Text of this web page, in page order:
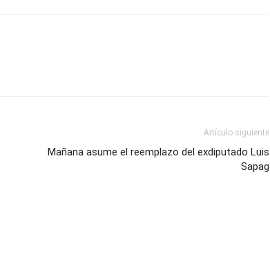
Artículo siguiente
Mañana asume el reemplazo del exdiputado Luis
Sapag